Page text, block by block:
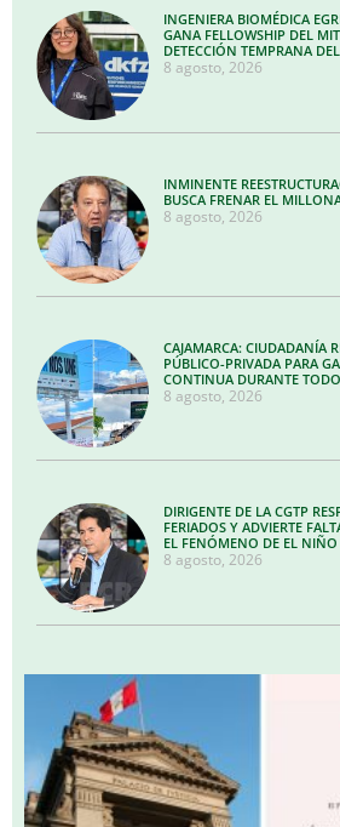
INGENIERA BIOMÉDICA
GANA FELLOWSHIP DEL
DETECCIÓN TEMPRANA
8 agosto, 2026
INMINENTE
BUSCA FRENAR EL
8 agosto, 2026
CAJAMARCA: CIUDADANÍA
PÚBLICO-PRIVADA PARA
CONTINUA DURANTE
8 agosto, 2026
DIRIGENTE DE LA CGTP
FERIADOS Y ADVIERTE
EL FENÓMENO DE EL NIÑO
8 agosto, 2026